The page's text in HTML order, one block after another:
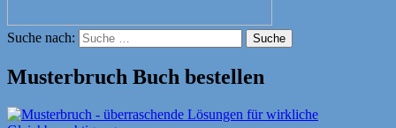
Suche nach: Suche
Musterbruch Buch bestellen